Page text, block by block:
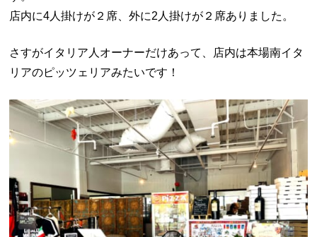
店内に4人掛けが２席、外に2人掛けが２席ありました。
さすがイタリア人オーナーだけあって、店内は本場南イタ
リアのピッツェリアみたいです！